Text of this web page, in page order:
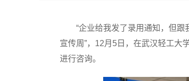
“企业给我发了录用通知，但跟
宣传周”，12月5日，在武汉轻工大
进行咨询。